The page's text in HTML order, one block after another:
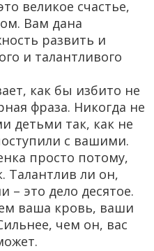
великое счастье,
Вам дана
развить и
и талантливого
как бы избито не
фраза. Никогда не
детьми так, как не
с вашими.
просто потому,
Талантлив ли он,
– это дело десятое.
ваша кровь, ваши
чем он, вас